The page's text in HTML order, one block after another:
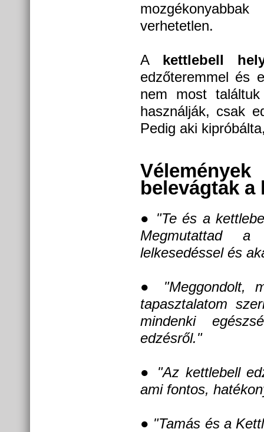
verhetetlen.
A kettlebell
edzőteremmel és
nem most
használják, csak
Pedig aki
belevágtak a
● "Te és a
Megmutattad a
lelkesedéssel és
●
"Meggondolt,
tapasztalatom
mindenki
edzésről."
●
"Az kettlebell
ami fontos,
● "Tamás és a